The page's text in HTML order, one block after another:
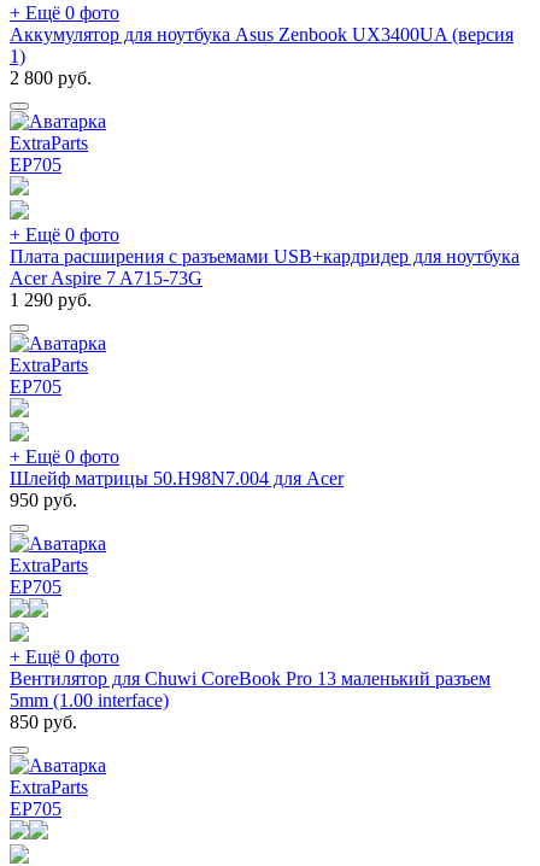
+ Ещё 0 фото
Аккумулятор для ноутбука Asus Zenbook UX3400UA (версия
1)
2 800 руб.
ExtraParts
EP705
+ Ещё 0 фото
Плата расширения с разъемами USB+кардридер для ноутбука
Acer Aspire 7 A715-73G
1 290 руб.
ExtraParts
EP705
+ Ещё 0 фото
Шлейф матрицы 50.H98N7.004 для Acer
950 руб.
ExtraParts
EP705
+ Ещё 0 фото
Вентилятор для Chuwi CoreBook Pro 13 маленький разъем
5mm (1.00 interface)
850 руб.
ExtraParts
EP705